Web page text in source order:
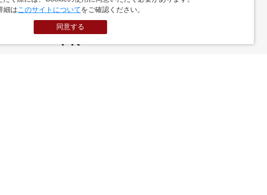
PR
細はこのサイトについてをご確認ください。
同意する